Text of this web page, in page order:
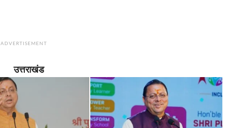
ADVERTISEMENT
उत्तराखंड